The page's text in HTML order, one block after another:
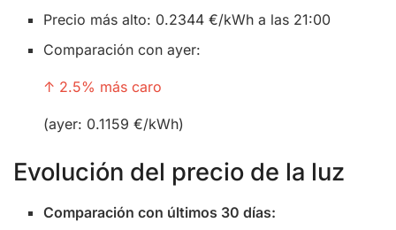
Precio más alto: 0.2344 €/kWh a las 21:00
Comparación con ayer:
↑ 2.5% más caro
(ayer: 0.1159 €/kWh)
Evolución del precio de la luz
Comparación con últimos 30 días: